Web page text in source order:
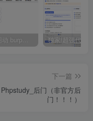
mingdon 明动 burp插件0.2.6版本 本地时间校验去除版
下一篇
Phpstudy_后门（非官方后
门！！！）